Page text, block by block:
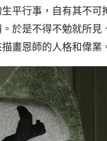
平行事，自有其不
於是不得不勉就所
畫恩師的人格和偉業